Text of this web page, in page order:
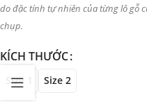
do đặc tính tự nhiên của từng lô gỗ
chụp.
KÍCH THƯỚC
Size 1 Size 2